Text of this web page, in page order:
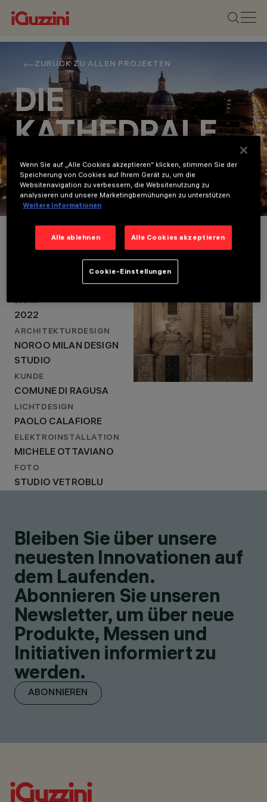
ZURÜCK ZU ALLEN PROJEKTEN
DIE
KATHEDRALE
VON RAGUSA
Culture
ARCHITEKTURDESIGN
NOROO MILAN
DESIGN STUDIO
Projektdetails
RAGUSA, ITALY
JAHR
2022
ARCHITEKTURDESIGN
NOROO MILAN DESIGN
STUDIO
KUNDE
COMUNE DI RAGUSA
LICHTDESIGN
PAOLO CALAFIORE
ELEKTROINSTALLATION
MICHELE OTTAVIANO
FOTO
STUDIO VETROBLU
Bleiben Sie über unsere
neuesten Innovationen auf
dem Laufenden.
Abonnieren Sie unseren
Newsletter, um über neue
Produkte, Messen und
Initiativen informiert zu
werden.
ABONNIEREN
Wenn Sie auf „Alle Cookies akzeptieren“ klicken, stimmen Sie der
Speicherung von Cookies auf Ihrem Gerät zu, um die
Websitenavigation zu verbessern, die Websitenutzung zu
analysieren und unsere Marketingbemühungen zu unterstützen.
Weitere Informationen
Alle ablehnen Alle Cookies akzeptieren
Cookie-Einstellungen